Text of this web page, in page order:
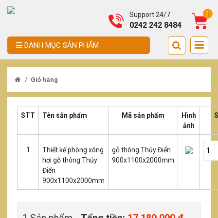
Support 24/7
0242 242 8484
1
DANH MỤC SẢN PHẨM
/ Giỏ hàng
STT Tên sản phẩm Mã sản phẩm
Hình
ảnh
1
Thiết kế phòng xông
hơi gỗ thông Thủy
Điển
900x1100x2000mm
gỗ thông Thủy Điển
900x1100x2000mm